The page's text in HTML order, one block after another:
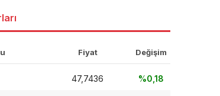
Fiyat Değişim
47,7436 %0,18